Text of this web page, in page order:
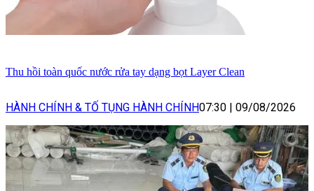
Thu hồi toàn quốc nước rửa tay dạng bọt Layer Clean
HÀNH CHÍNH & TỐ TỤNG HÀNH CHÍNH07:30 09/08/2026